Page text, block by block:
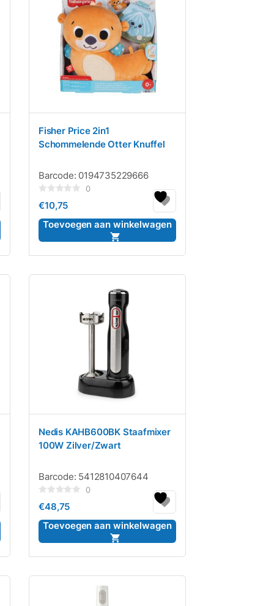
Fisher Price 2in1
Schommelende Otter Knuffel
Barcode: 0194735229666
0
5
0
€10,75
Toevoegen aan winkelwagen
Nedis KAHB600BK Staafmixer
100W Zilver/Zwart
Barcode: 5412810407644
0
5
0
€48,75
Toevoegen aan winkelwagen